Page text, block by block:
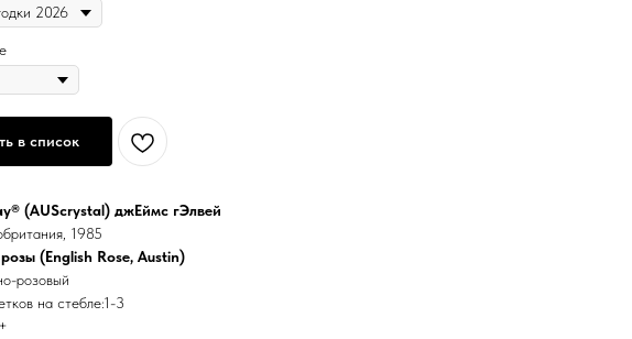
в список
(AUScrystal) джЕймс гЭлвей
1985
(English Rose, Austin)
розовый
на стебле:1-3